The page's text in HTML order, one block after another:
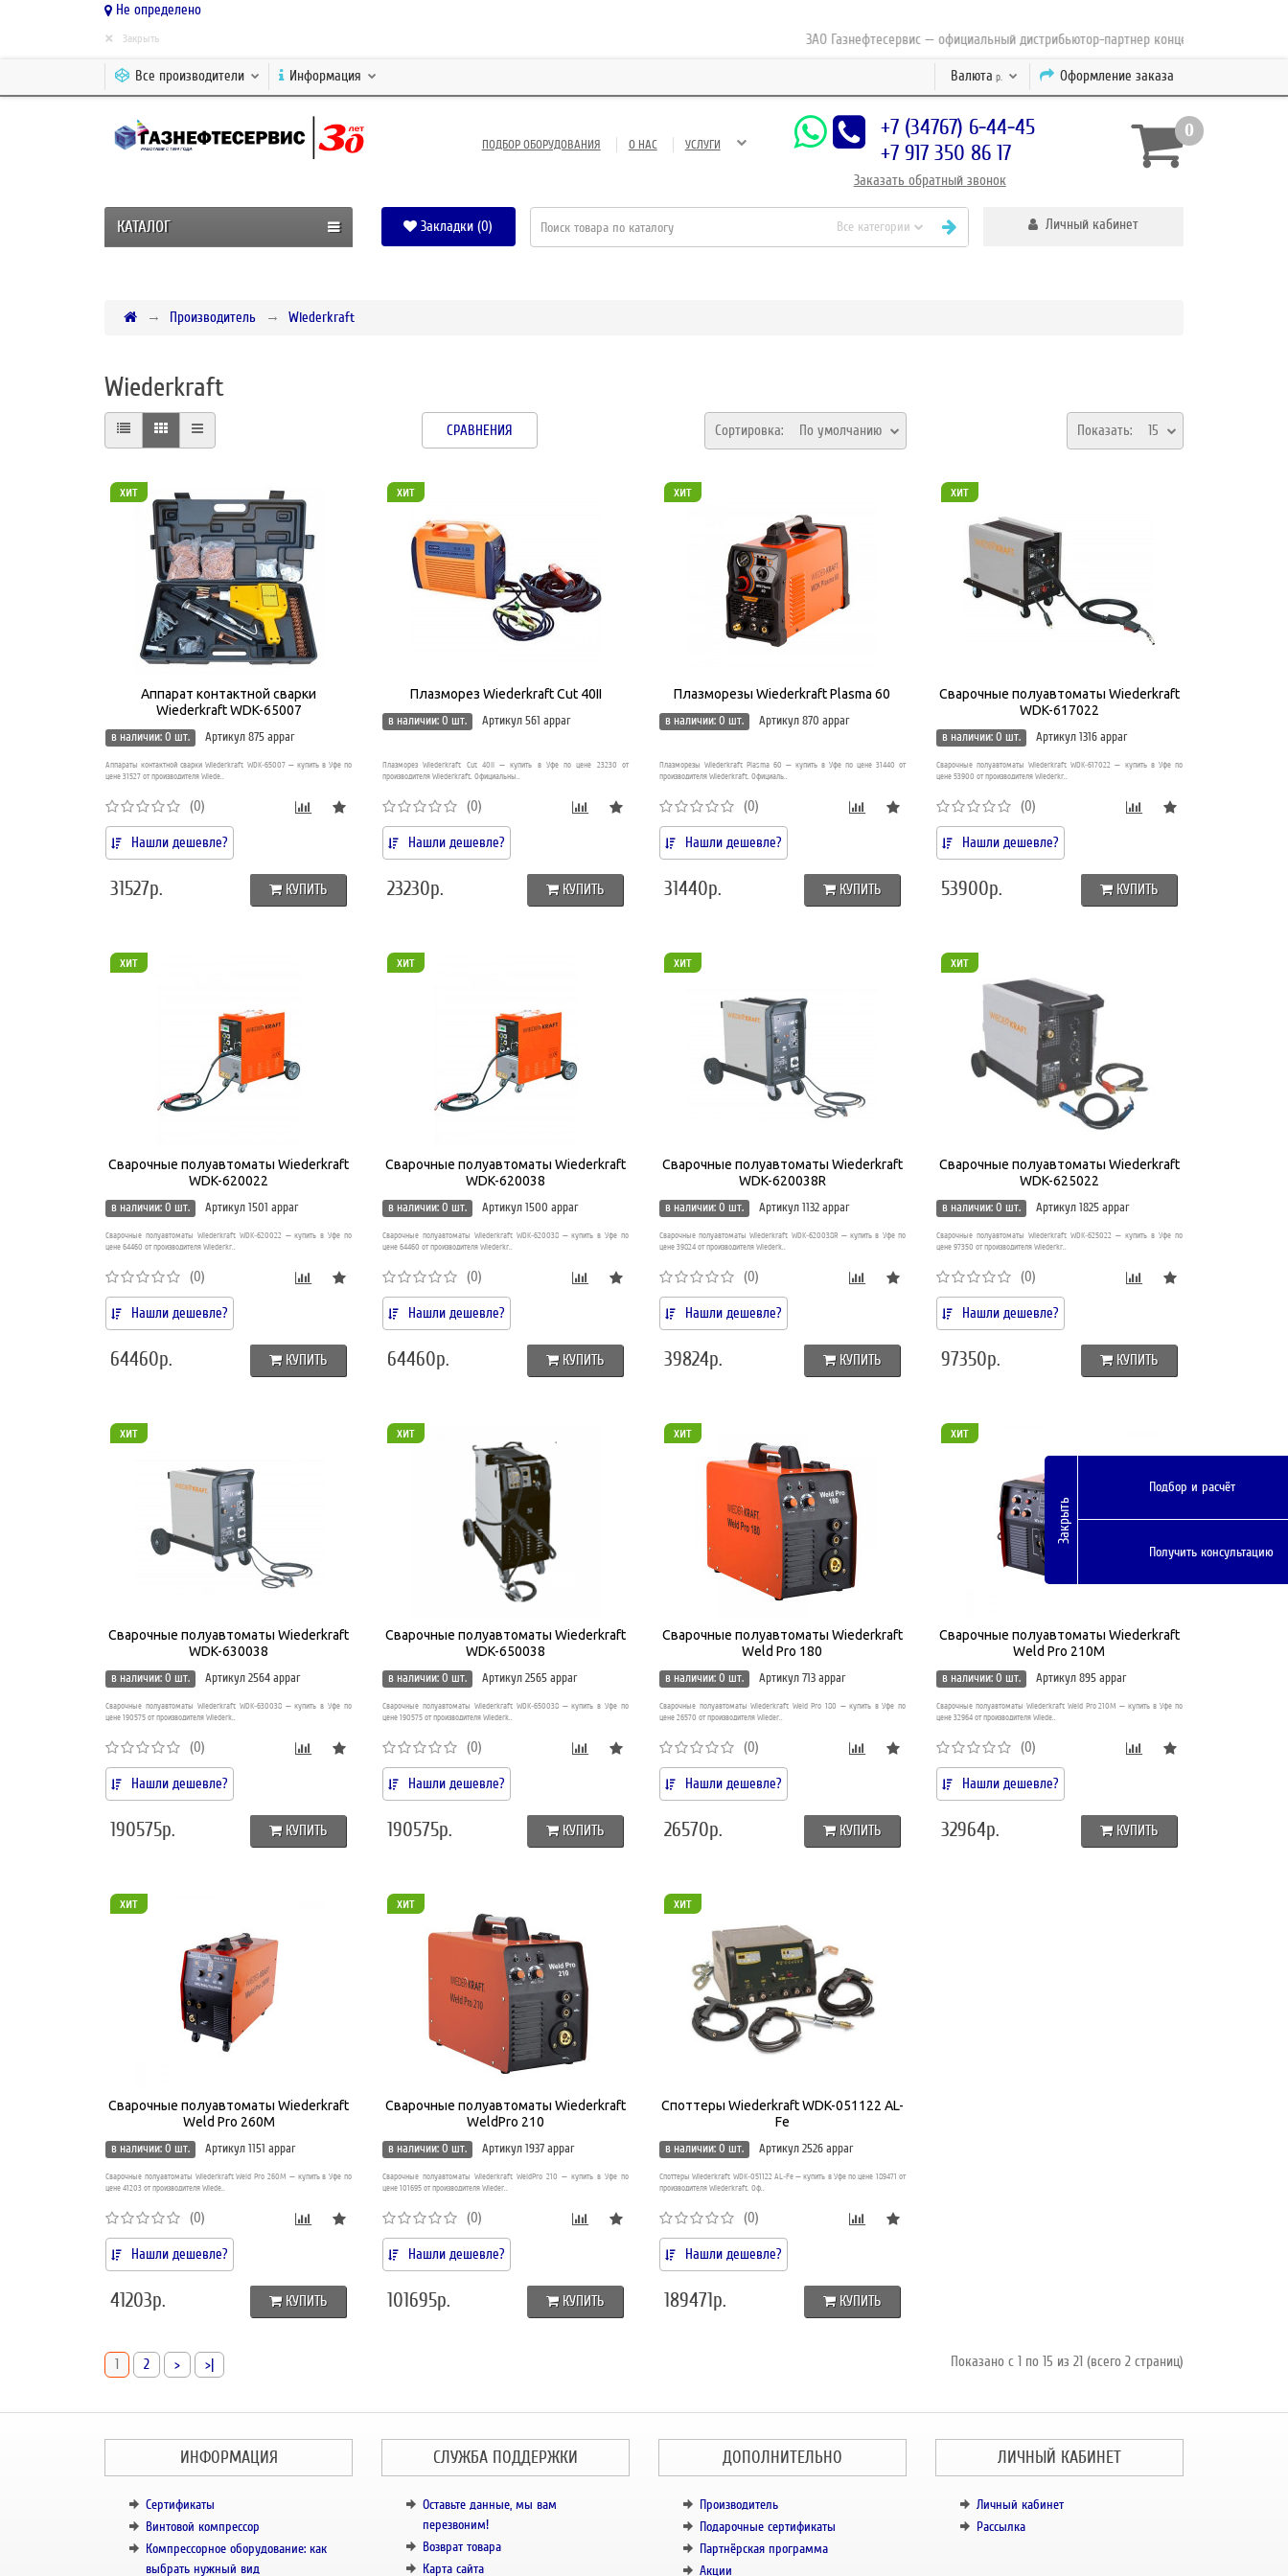
Не определено
ЗАО Газнефтесервис — официальный дистрибьютор-партнер концерна ESAB с 2010 года
× Закрыть
Оформление заказа
Валюта р.
Все производители Информация
ПОДБОР ОБОРУДОВАНИЯ О НАС УСЛУГИ
+7 (34767) 6-44-45
+7 917 350 86 17
Заказать обратный звонок
0
КАТАЛОГ Закладки (0) Все категории Личный кабинет
Производитель Wiederkraft
Wiederkraft
СРАВНЕНИЯ Показать: 15
Сортировка: По умолчанию
хит
Аппарат контактной сварки
Wiederkraft WDK-65007
в наличии: 0 шт.
Артикул 875 appar
Аппараты контактной сварки Wiederkraft WDK-65007 — купить в Уфе по
цене 31527 от производителя Wiede..
(0)
Нашли дешевле?
31527р. КУПИТЬ
хит
Плазморез Wiederkraft Cut 40II
в наличии: 0 шт.
Артикул 561 appar
Плазморез Wiederkraft Cut 40II — купить в Уфе по цене 23230 от
производителя Wiederkraft. Официальны..
(0)
Нашли дешевле?
23230р. КУПИТЬ
хит
Плазморезы Wiederkraft Plasma 60
в наличии: 0 шт.
Артикул 870 appar
Плазморезы Wiederkraft Plasma 60 — купить в Уфе по цене 31440 от
производителя Wiederkraft. Официаль..
(0)
Нашли дешевле?
31440р. КУПИТЬ
хит
Сварочные полуавтоматы Wiederkraft
WDK-617022
в наличии: 0 шт.
Артикул 1316 appar
Сварочные полуавтоматы Wiederkraft WDK-617022 — купить в Уфе по
цене 53900 от производителя Wiederkr..
(0)
Нашли дешевле?
53900р. КУПИТЬ
хит
Сварочные полуавтоматы Wiederkraft
WDK-620022
в наличии: 0 шт.
Артикул 1501 appar
Сварочные полуавтоматы Wiederkraft WDK-620022 — купить в Уфе по
цене 64460 от производителя Wiederkr..
(0)
Нашли дешевле?
64460р. КУПИТЬ
хит
Сварочные полуавтоматы Wiederkraft
WDK-620038
в наличии: 0 шт.
Артикул 1500 appar
Сварочные полуавтоматы Wiederkraft WDK-620038 — купить в Уфе по
цене 64460 от производителя Wiederkr..
(0)
Нашли дешевле?
64460р. КУПИТЬ
хит
Сварочные полуавтоматы Wiederkraft
WDK-620038R
в наличии: 0 шт.
Артикул 1132 appar
Сварочные полуавтоматы Wiederkraft WDK-620038R — купить в Уфе по
цене 39824 от производителя Wiederk..
(0)
Нашли дешевле?
39824р. КУПИТЬ
хит
Сварочные полуавтоматы Wiederkraft
WDK-625022
в наличии: 0 шт.
Артикул 1825 appar
Сварочные полуавтоматы Wiederkraft WDK-625022 — купить в Уфе по
цене 97350 от производителя Wiederkr..
(0)
Нашли дешевле?
97350р. КУПИТЬ
хит
Сварочные полуавтоматы Wiederkraft
WDK-630038
в наличии: 0 шт.
Артикул 2564 appar
Сварочные полуавтоматы Wiederkraft WDK-630038 — купить в Уфе по
цене 190575 от производителя Wiederk..
(0)
Нашли дешевле?
190575р. КУПИТЬ
хит
Сварочные полуавтоматы Wiederkraft
WDK-650038
в наличии: 0 шт.
Артикул 2565 appar
Сварочные полуавтоматы Wiederkraft WDK-650038 — купить в Уфе по
цене 190575 от производителя Wiederk..
(0)
Нашли дешевле?
190575р. КУПИТЬ
хит
Сварочные полуавтоматы Wiederkraft
Weld Pro 180
в наличии: 0 шт.
Артикул 713 appar
Сварочные полуавтоматы Wiederkraft Weld Pro 180 — купить в Уфе по
цене 26570 от производителя Wieder..
(0)
Нашли дешевле?
26570р. КУПИТЬ
хит
Сварочные полуавтоматы Wiederkraft
Weld Pro 210M
в наличии: 0 шт.
Артикул 895 appar
Сварочные полуавтоматы Wiederkraft Weld Pro 210M — купить в Уфе по
цене 32964 от производителя Wiede..
(0)
Нашли дешевле?
32964р. КУПИТЬ
хит
Сварочные полуавтоматы Wiederkraft
Weld Pro 260M
в наличии: 0 шт.
Артикул 1151 appar
Сварочные полуавтоматы Wiederkraft Weld Pro 260M — купить в Уфе по
цене 41203 от производителя Wiede..
(0)
Нашли дешевле?
41203р. КУПИТЬ
хит
Сварочные полуавтоматы Wiederkraft
WeldPro 210
в наличии: 0 шт.
Артикул 1937 appar
Сварочные полуавтоматы Wiederkraft WeldPro 210 — купить в Уфе по
цене 101695 от производителя Wieder..
(0)
Нашли дешевле?
101695р. КУПИТЬ
хит
Споттеры Wiederkraft WDK-051122 AL-
Fe
в наличии: 0 шт.
Артикул 2526 appar
Споттеры Wiederkraft WDK-051122 AL-Fe — купить в Уфе по цене 189471 от
производителя Wiederkraft. Оф..
(0)
Нашли дешевле?
189471р. КУПИТЬ
1 2 > >| Показано с 1 по 15 из 21 (всего 2 страниц)
ИНФОРМАЦИЯ
Сертификаты
Винтовой компрессор
Компрессорное оборудование: как
выбрать нужный вид
СЛУЖБА ПОДДЕРЖКИ
Оставьте данные, мы вам
перезвоним!
Возврат товара
Карта сайта
ДОПОЛНИТЕЛЬНО
Производитель
Подарочные сертификаты
Партнёрская программа
Акции
ЛИЧНЫЙ КАБИНЕТ
Личный кабинет
Рассылка
Закрыть
Подбор и расчёт
Получить консультацию